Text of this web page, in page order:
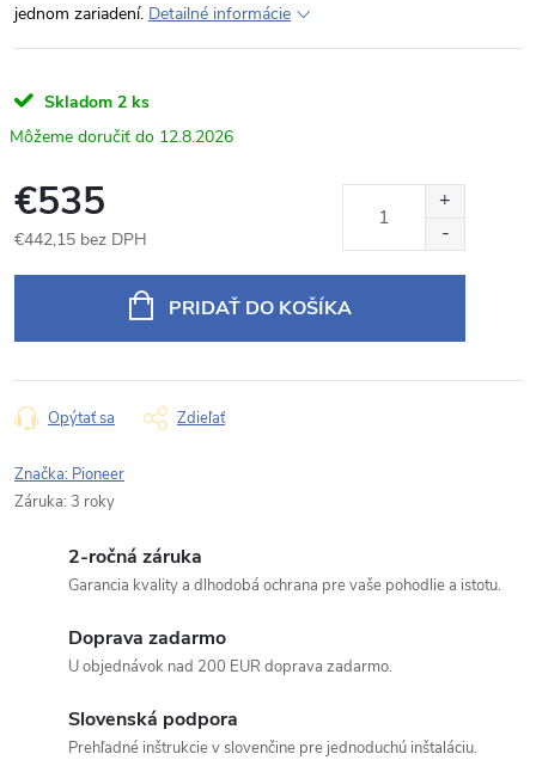
jednom zariadení. Detailné informácie
Skladom 2 ks
12.8.2026
€535
€442,15 bez DPH
PRIDAŤ DO KOŠÍKA
Opýtať sa Zdieľať
Značka: Pioneer
Záruka: 3 roky
2-ročná záruka
Garancia kvality a dlhodobá ochrana pre vaše pohodlie a istotu.
Doprava zadarmo
U objednávok nad 200 EUR doprava zadarmo.
Slovenská podpora
Prehľadné inštrukcie v slovenčine pre jednoduchú inštaláciu.